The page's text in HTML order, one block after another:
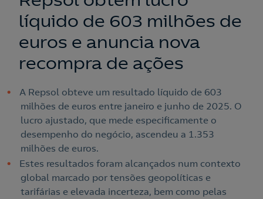
líquido de 603 milhões de
euros e anuncia nova
recompra de ações
A Repsol obteve um resultado líquido de 603
milhões de euros entre janeiro e junho de 2025. O
lucro ajustado, que mede especificamente o
desempenho do negócio, ascendeu a 1.353
milhões de euros.
Estes resultados foram alcançados num contexto
global marcado por tensões geopolíticas e
tarifárias e elevada incerteza, bem como pelas